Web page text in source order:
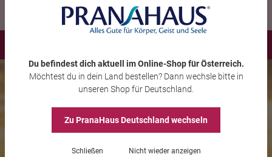
Du befindest dich aktuell im Online-Shopfür Österreich.
Möchtest du in dein Land bestellen? Dann wechsle bitte in
unseren Shop für Deutschland
Zu PranaHausDeutschland wechseln
Schließen Nicht wieder anzeigen